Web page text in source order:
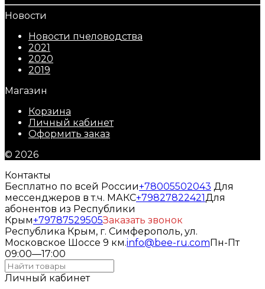
Новости
Новости пчеловодства
2021
2020
2019
Магазин
Корзина
Личный кабинет
Оформить заказ
© 2026
Контакты
Бесплатно по всей России+78005502043 Для
мессенджеров в т.ч. МАКС+79827822421Для
абонентов из Республики
Крым+79787529505Заказать звонок
Республика Крым, г. Симферополь, ул.
Московское Шоссе 9 км.info@bee-ru.comПн-Пт
09:00—17:00
Личный кабинет